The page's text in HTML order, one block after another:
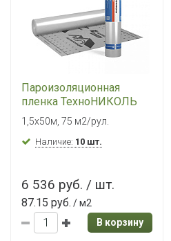
Пароизоляционная
пленка ТехноНИКОЛЬ
MASTER БАРЬЕР 3.0 (75
м2)
1,5х50м, 75 м2/рул.
Наличие: 10 шт.
6 536 руб. / шт.
87.15 руб. / м2
В корзину